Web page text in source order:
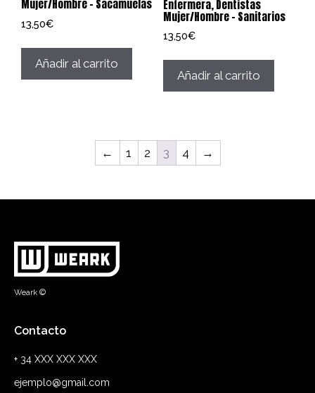
Mujer/Hombre – Sacamuelas
13,50€
Añadir al carrito
Enfermera, Dentistas
Mujer/Hombre – Sanitarios
13,50€
Añadir al carrito
← 1 2 3 4 →
Weark ©
Contacto
+ 34 XXX XXX XXX
ejemplo@gmail.com